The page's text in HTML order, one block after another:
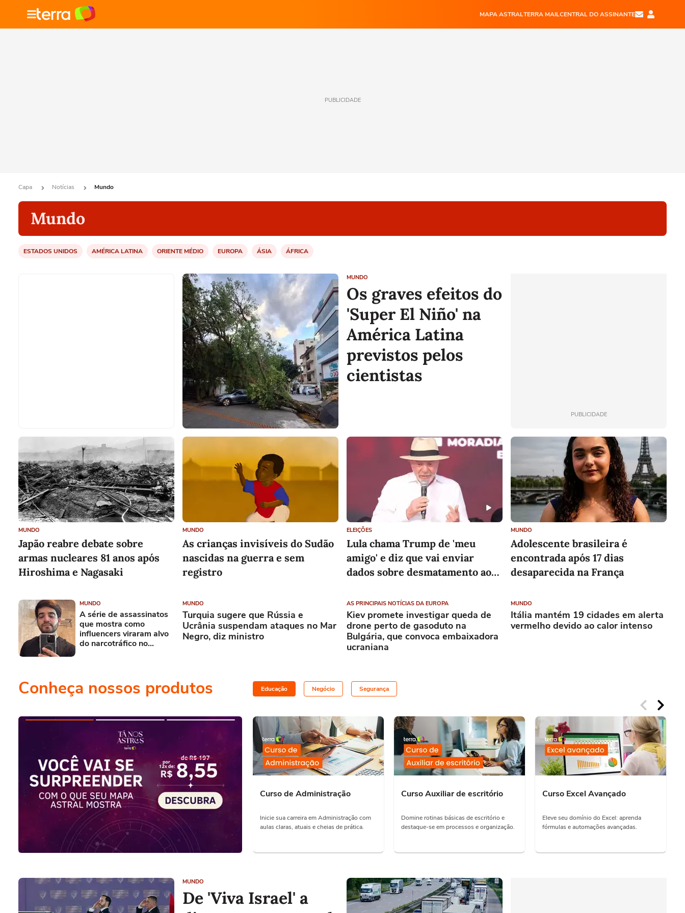
MAPA ASTRALTERRA MAILCENTRAL DO ASSINANTE
PUBLICIDADE
Capa Notícias Mundo
Mundo
ESTADOS UNIDOS AMÉRICA LATINA ORIENTE MÉDIO EUROPA ÁSIA ÁFRICA
MUNDO
Os graves efeitos do
'Super El Niño' na
América Latina
previstos pelos
cientistas
PUBLICIDADE
MUNDO
Japão reabre debate sobre
armas nucleares 81 anos após
Hiroshima e Nagasaki
MUNDO
As crianças invisíveis do Sudão
nascidas na guerra e sem
registro
ELEIÇÕES
Lula chama Trump de 'meu
amigo' e diz que vai enviar
dados sobre desmatamento aos
MUNDO
Adolescente brasileira é
encontrada após 17 dias
desaparecida na França
MUNDO
A série de assassinatos
que mostra como
influencers viraram alvo
do narcotráfico no
MUNDO
Turquia sugere que Rússia e
Ucrânia suspendam ataques no Mar
Negro, diz ministro
AS PRINCIPAIS NOTÍCIAS DA EUROPA
Kiev promete investigar queda de
drone perto de gasoduto na
Bulgária, que convoca embaixadora
ucraniana
MUNDO
Itália mantém 19 cidades em alerta
vermelho devido ao calor intenso
Conheça nossos produtos Educação Negócio Segurança
Curso de Administração
Inicie sua carreira em Administração com
aulas claras, atuais e cheias de prática.
Curso Auxiliar de escritório
Domine rotinas básicas de escritório e
destaque-se em processos e organização.
Curso Excel Avançado
Eleve seu domínio do Excel: aprenda
fórmulas e automações avançadas.
MUNDO
De 'Viva Israel' a